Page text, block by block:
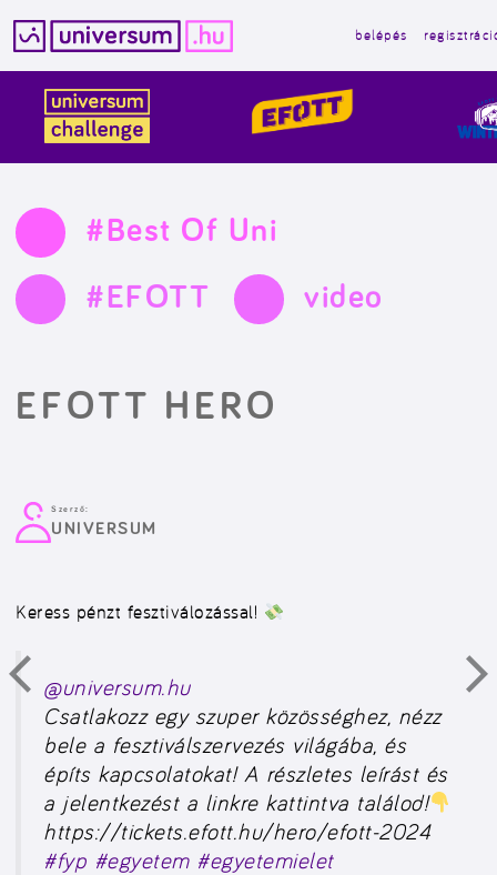
tartalomba
belépés
#Best Of Uni
#EFOTT
video
EFOTT HERO
Szerző:
UNIVERSUM
Keress pénzt fesztiválozással!
@universum.hu
Csatlakozz egy szuper közösséghez, nézz
bele a fesztiválszervezés világába, és
építs kapcsolatokat! A részletes leírást és
a jelentkezést a linkre kattintva találod!
https://tickets.efott.hu/hero/efott-2024
#fyp #egyetem #egyetemielet